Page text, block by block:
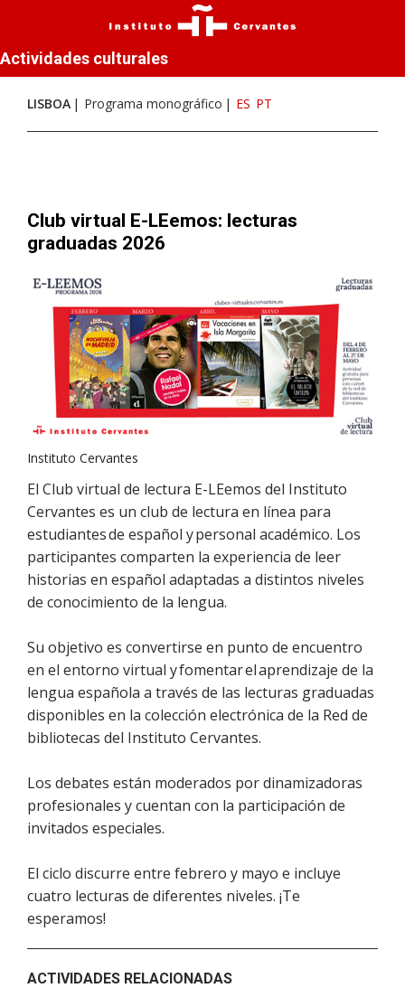
Actividades culturales
LISBOA Programa monográfico ES PT
Club virtual E-LEemos: lecturas
graduadas 2026
Instituto Cervantes
El Club virtual de lectura E-LEemos del Instituto
Cervantes es un club de lectura en línea para
estudiantes de español y personal académico. Los
participantes comparten la experiencia de leer
historias en español adaptadas a distintos niveles
de conocimiento de la lengua.
Su objetivo es convertirse en punto de encuentro
en el entorno virtual y fomentar el aprendizaje de la
lengua española a través de las lecturas graduadas
disponibles en la colección electrónica de la Red de
bibliotecas del Instituto Cervantes.
Los debates están moderados por dinamizadoras
profesionales y cuentan con la participación de
invitados especiales.
El ciclo discurre entre febrero y mayo e incluye
cuatro lecturas de diferentes niveles. ¡Te
esperamos!
ACTIVIDADES RELACIONADAS